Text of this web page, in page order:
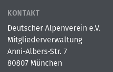
KONTAKT
Deutscher Alpenverein e.V.
Mitgliederverwaltung
Anni-Albers-Str. 7
80807 München